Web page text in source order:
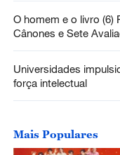
O homem e o livro (6)
Cânones e Sete
Universidades
força intelectual
Mais Populares